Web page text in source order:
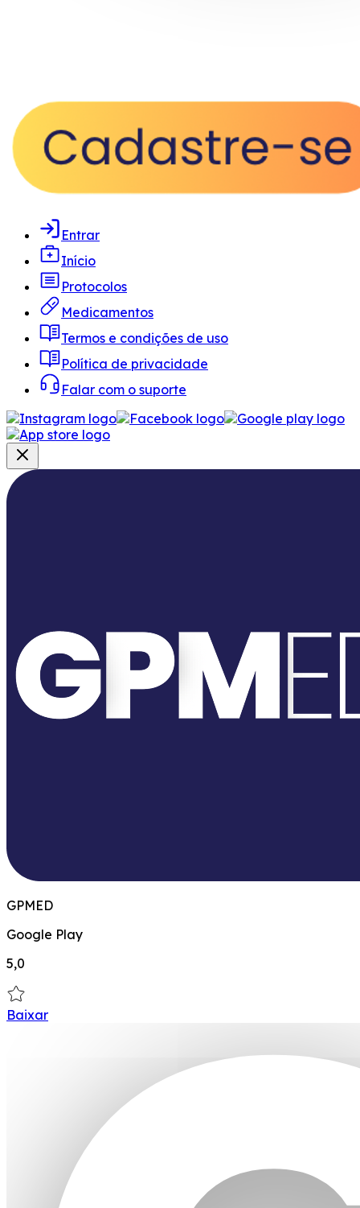
Entrar
Início
Protocolos
Medicamentos
Termos e condições de uso
Política de privacidade
Falar com o suporte
GPMED
Google Play
5,0
Baixar